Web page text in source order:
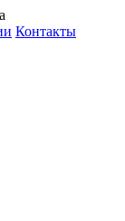
Контакты